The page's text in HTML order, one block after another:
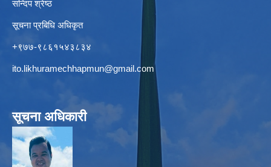
सन्दिप श्रेष्ठ
सूचना प्रबिधि अधिकृत
+९७७-९८६१५४३८३४
ito.likhuramechhapmun@gmail.com
सूचना अधिकारी